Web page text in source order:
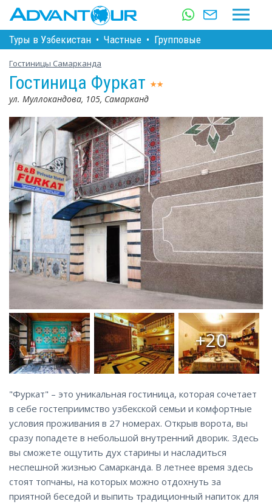
Туры в Узбекистан • Частные • Групповые
Гостиницы Самарканда
Гостиница Фуркат
ул. Муллокандова, 105, Самарканд
+20
"Фуркат" – это уникальная гостиница, которая сочетает
в себе гостеприимство узбекской семьи и комфортные
условия проживания в 27 номерах. Открыв ворота, вы
сразу попадете в небольшой внутренний дворик. Здесь
вы сможете ощутить дух старины и насладиться
неспешной жизнью Самарканда. В летнее время здесь
стоят топчаны, на которых можно отдохнуть за
приятной беседой и выпить традиционный напиток для